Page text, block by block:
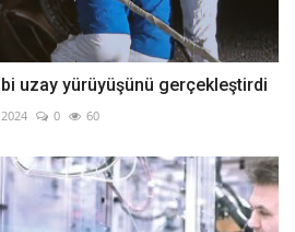
uzay yürüyüşünü gerçekleştirdi
0 60